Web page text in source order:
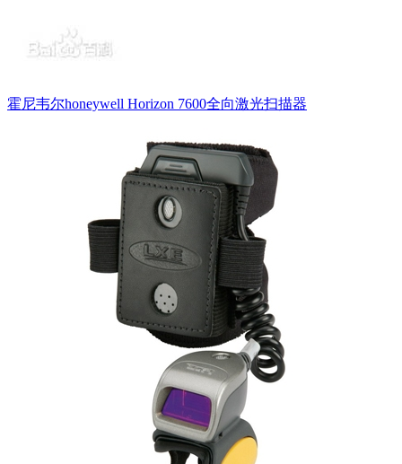
霍尼韦尔honeywell Horizon 7600全向激光扫描器